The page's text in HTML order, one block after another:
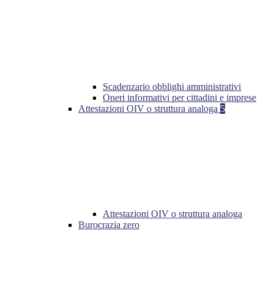
Scadenzario obblighi amministrativi
Oneri informativi per cittadini e imprese
Attestazioni OIV o struttura analoga 5
Attestazioni OIV o struttura analoga
Burocrazia zero